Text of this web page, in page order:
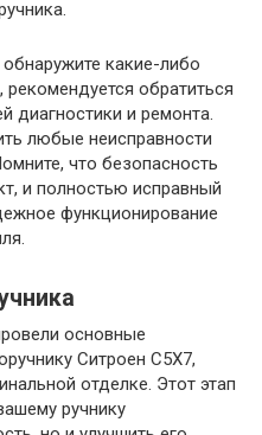
какие-либо
обратиться
диагностики и ремонта.
любые неисправности
что безопасность
и полностью исправный
функционирование
основные
Ситроен С5Х7,
отделке. Этот этап
ручнику